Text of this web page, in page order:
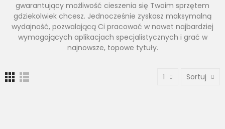
gwarantujący możliwość cieszenia się Twoim sprzętem
gdziekolwiek chcesz. Jednocześnie zyskasz maksymalną
wydajność, pozwalającą Ci pracować w nawet najbardziej
wymagających aplikacjach specjalistycznych i grać w
najnowsze, topowe tytuły.
1 Sortuj